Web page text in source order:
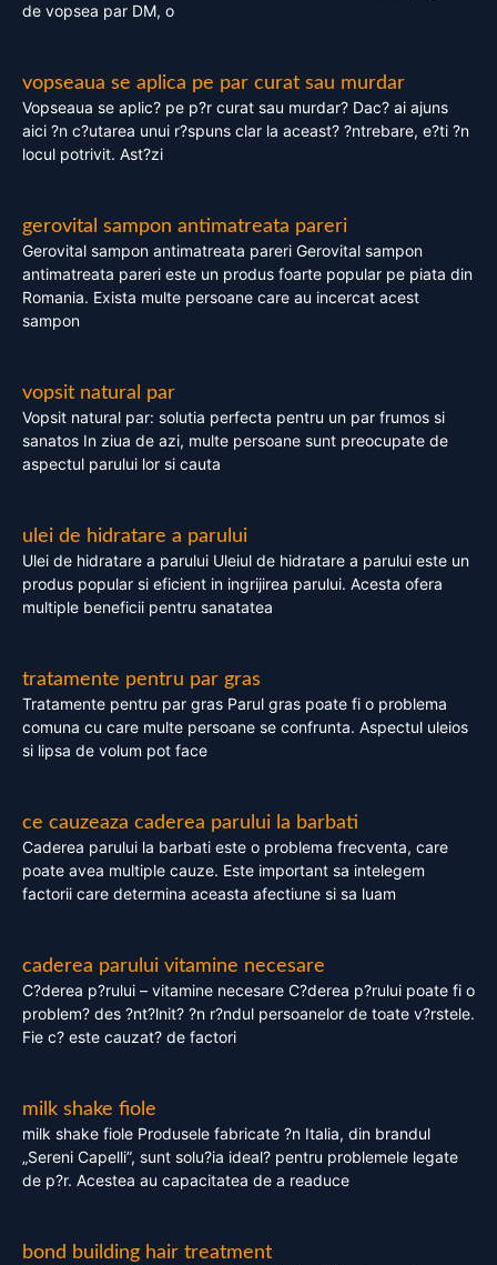
de vopsea par DM, o
vopseaua se aplica pe par curat sau murdar
Vopseaua se aplic? pe p?r curat sau murdar? Dac? ai ajuns
aici ?n c?utarea unui r?spuns clar la aceast? ?ntrebare, e?ti ?n
locul potrivit. Ast?zi
gerovital sampon antimatreata pareri
Gerovital sampon antimatreata pareri Gerovital sampon
antimatreata pareri este un produs foarte popular pe piata din
Romania. Exista multe persoane care au incercat acest
sampon
vopsit natural par
Vopsit natural par: solutia perfecta pentru un par frumos si
sanatos In ziua de azi, multe persoane sunt preocupate de
aspectul parului lor si cauta
ulei de hidratare a parului
Ulei de hidratare a parului Uleiul de hidratare a parului este un
produs popular si eficient in ingrijirea parului. Acesta ofera
multiple beneficii pentru sanatatea
tratamente pentru par gras
Tratamente pentru par gras Parul gras poate fi o problema
comuna cu care multe persoane se confrunta. Aspectul uleios
si lipsa de volum pot face
ce cauzeaza caderea parului la barbati
Caderea parului la barbati este o problema frecventa, care
poate avea multiple cauze. Este important sa intelegem
factorii care determina aceasta afectiune si sa luam
caderea parului vitamine necesare
C?derea p?rului – vitamine necesare C?derea p?rului poate fi o
problem? des ?nt?lnit? ?n r?ndul persoanelor de toate v?rstele.
Fie c? este cauzat? de factori
milk shake fiole
milk shake fiole Produsele fabricate ?n Italia, din brandul
„Sereni Capelli”, sunt solu?ia ideal? pentru problemele legate
de p?r. Acestea au capacitatea de a readuce
bond building hair treatment